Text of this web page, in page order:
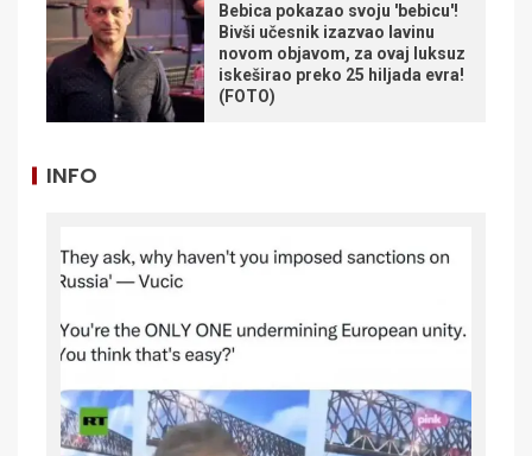
Bebica pokazao svoju 'bebicu'!
Bivši učesnik izazvao lavinu
novom objavom, za ovaj luksuz
iskeširao preko 25 hiljada evra!
(FOTO)
INFO